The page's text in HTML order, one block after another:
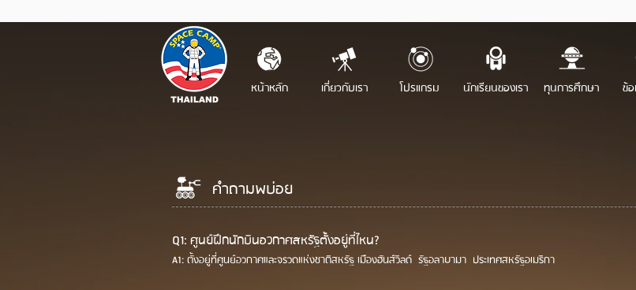
คำถามพบ่อย
Q1: ศูนย์ฝึกนักบินอวกาศสหรัฐตั้งอยู่ที่ไหน?
A1: ตั้งอยู่ที่ศูนย์อวกาศและจรวดแห่งชาติสหรัฐ เมืองฮันส์วิลด์ รัฐอลาบามา ประเทศสหรัฐอเมริกา
หน้าหลัก เกี่ยวกับเรา โปรแกรม นักเรียนของเรา ทุนการศึกษา ข้